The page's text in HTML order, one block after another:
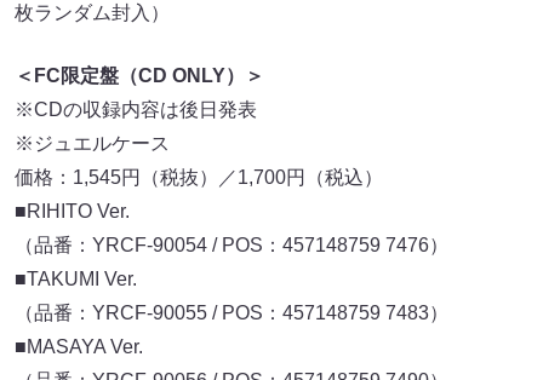
枚ランダム封入）
＜FC限定盤（CD ONLY）＞
※CDの収録内容は後日発表
※ジュエルケース
価格：1,545円（税抜）／1,700円（税込）
■RIHITO Ver.
（品番：YRCF-90054 / POS：457148759 7476）
■TAKUMI Ver.
（品番：YRCF-90055 / POS：457148759 7483）
■MASAYA Ver.